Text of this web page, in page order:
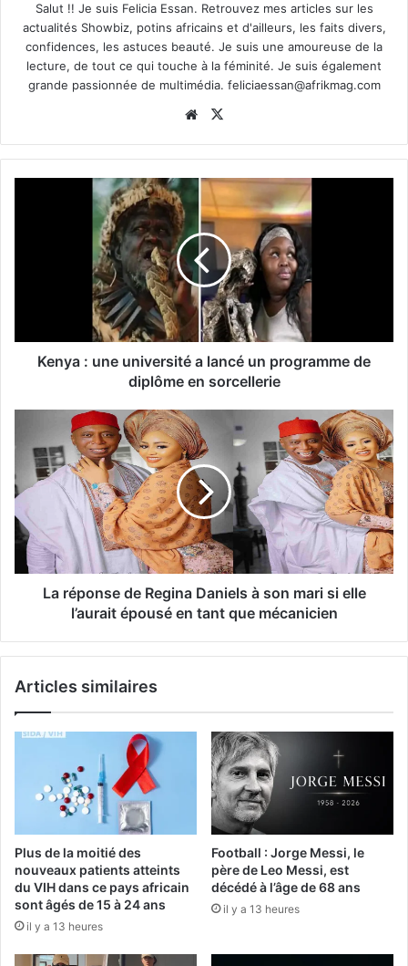
Salut !! Je suis Felicia Essan. Retrouvez mes articles sur les
actualités Showbiz, potins africains et d'ailleurs, les faits divers,
confidences, les astuces beauté. Je suis une amoureuse de la
lecture, de tout ce qui touche à la féminité. Je suis également
grande passionnée de multimédia. feliciaessan@afrikmag.com
Website
Kenya : une université a lancé un programme de
diplôme en sorcellerie
La réponse de Regina Daniels à son mari si elle
l’aurait épousé en tant que mécanicien
Articles similaires
Plus de la moitié des
nouveaux patients atteints
du VIH dans ce pays africain
sont âgés de 15 à 24 ans
il y a 13 heures
Football : Jorge Messi, le
père de Leo Messi, est
décédé à l’âge de 68 ans
il y a 13 heures